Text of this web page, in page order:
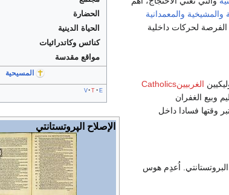
الحضارة
الحياة الدينية
كنائس وكاتدرائيات
مواقع مقدسة
المسيحية
v t e
الإصلاح الپروتستانتي
والمشيخية والمعمدانية
الفرصة لحركات داخلية
الغربيينCatholics
وبيع الغفران
وقتها فسادا داخل
اُعدِم هوس